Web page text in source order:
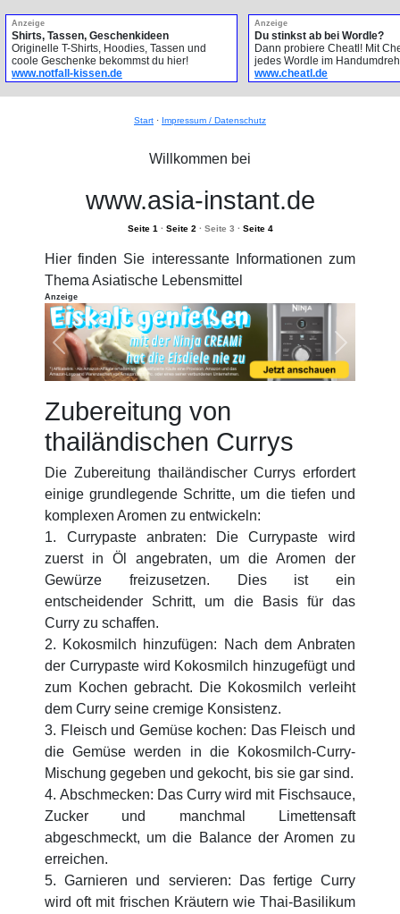
Anzeige
Shirts, Tassen, Geschenkideen
Originelle T-Shirts, Hoodies, Tassen und
coole Geschenke bekommst du hier!
www.notfall-kissen.de
Anzeige
Du stinkst ab bei Wordle?
Dann probiere Cheatl! Mit
jedes Wordle im
www.cheatl.de
Start · Impressum / Datenschutz
Willkommen bei
www.asia-instant.de
Seite 1 · Seite 2 · Seite 3 · Seite 4
Hier finden Sie interessante Informationen zum
Thema Asiatische Lebensmittel
Anzeige
Previous Next
Zubereitung von
thailändischen Currys
Die Zubereitung thailändischer Currys erfordert
einige grundlegende Schritte, um die tiefen und
komplexen Aromen zu entwickeln:
1. Currypaste anbraten: Die Currypaste wird
zuerst in Öl angebraten, um die Aromen der
Gewürze freizusetzen. Dies ist ein
entscheidender Schritt, um die Basis für das
Curry zu schaffen.
2. Kokosmilch hinzufügen: Nach dem Anbraten
der Currypaste wird Kokosmilch hinzugefügt und
zum Kochen gebracht. Die Kokosmilch verleiht
dem Curry seine cremige Konsistenz.
3. Fleisch und Gemüse kochen: Das Fleisch und
die Gemüse werden in die Kokosmilch-Curry-
Mischung gegeben und gekocht, bis sie gar sind.
4. Abschmecken: Das Curry wird mit Fischsauce,
Zucker und manchmal Limettensaft
abgeschmeckt, um die Balance der Aromen zu
erreichen.
5. Garnieren und servieren: Das fertige Curry
wird oft mit frischen Kräutern wie Thai-Basilikum